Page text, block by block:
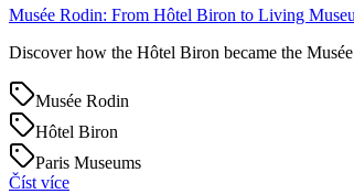
Musée Rodin: From Hôtel Biron to Living
Discover how the Hôtel Biron became the
Musée Rodin
Hôtel Biron
Paris Museums
Číst více